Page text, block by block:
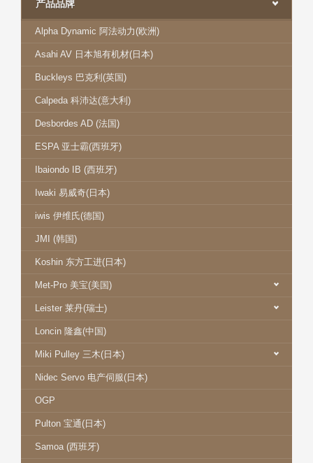
产品品牌
Alpha Dynamic 阿法动力(欧洲)
Asahi AV 日本旭有机材(日本)
Buckleys 巴克利(英国)
Calpeda 科沛达(意大利)
Desbordes AD (法国)
ESPA 亚士霸(西班牙)
Ibaiondo IB (西班牙)
Iwaki 易威奇(日本)
iwis 伊维氏(德国)
JMI (韩国)
Koshin 东方工进(日本)
Met-Pro 美宝(美国)
Leister 莱丹(瑞士)
Loncin 隆鑫(中国)
Miki Pulley 三木(日本)
Nidec Servo 电产伺服(日本)
OGP
Pulton 宝通(日本)
Samoa (西班牙)